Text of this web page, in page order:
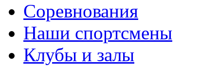
Соревнования
Наши спортсмены
Клубы и залы